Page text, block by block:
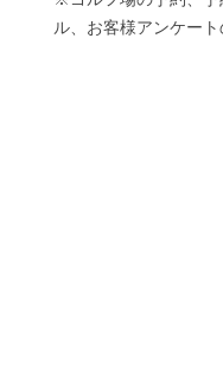
ル、お客様アンケート